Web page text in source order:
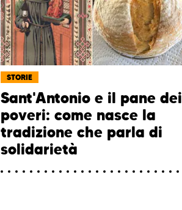
STORIE
Sant'Antonio e il pane dei
poveri: come nasce la
tradizione che parla di
solidarietà